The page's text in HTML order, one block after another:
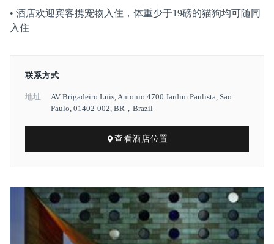
• 酒店欢迎宾客携宠物入住，体重少于19磅的猫狗均可随同
入住
联系方式
地址
AV Brigadeiro Luis, Antonio 4700 Jardim Paulista, Sao
Paulo, 01402-002, BR，Brazil
查看酒店位置